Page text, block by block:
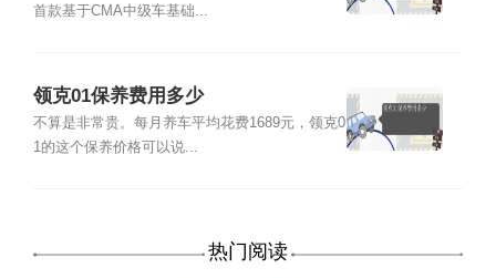
首款基于CMA中级车基础...
领克01保养费用多少
不算是非常贵。每月养车平均花费1689元，领克0
1的这个保养价格可以说...
热门阅读